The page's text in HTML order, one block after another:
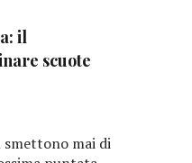
il
scuote
mai di